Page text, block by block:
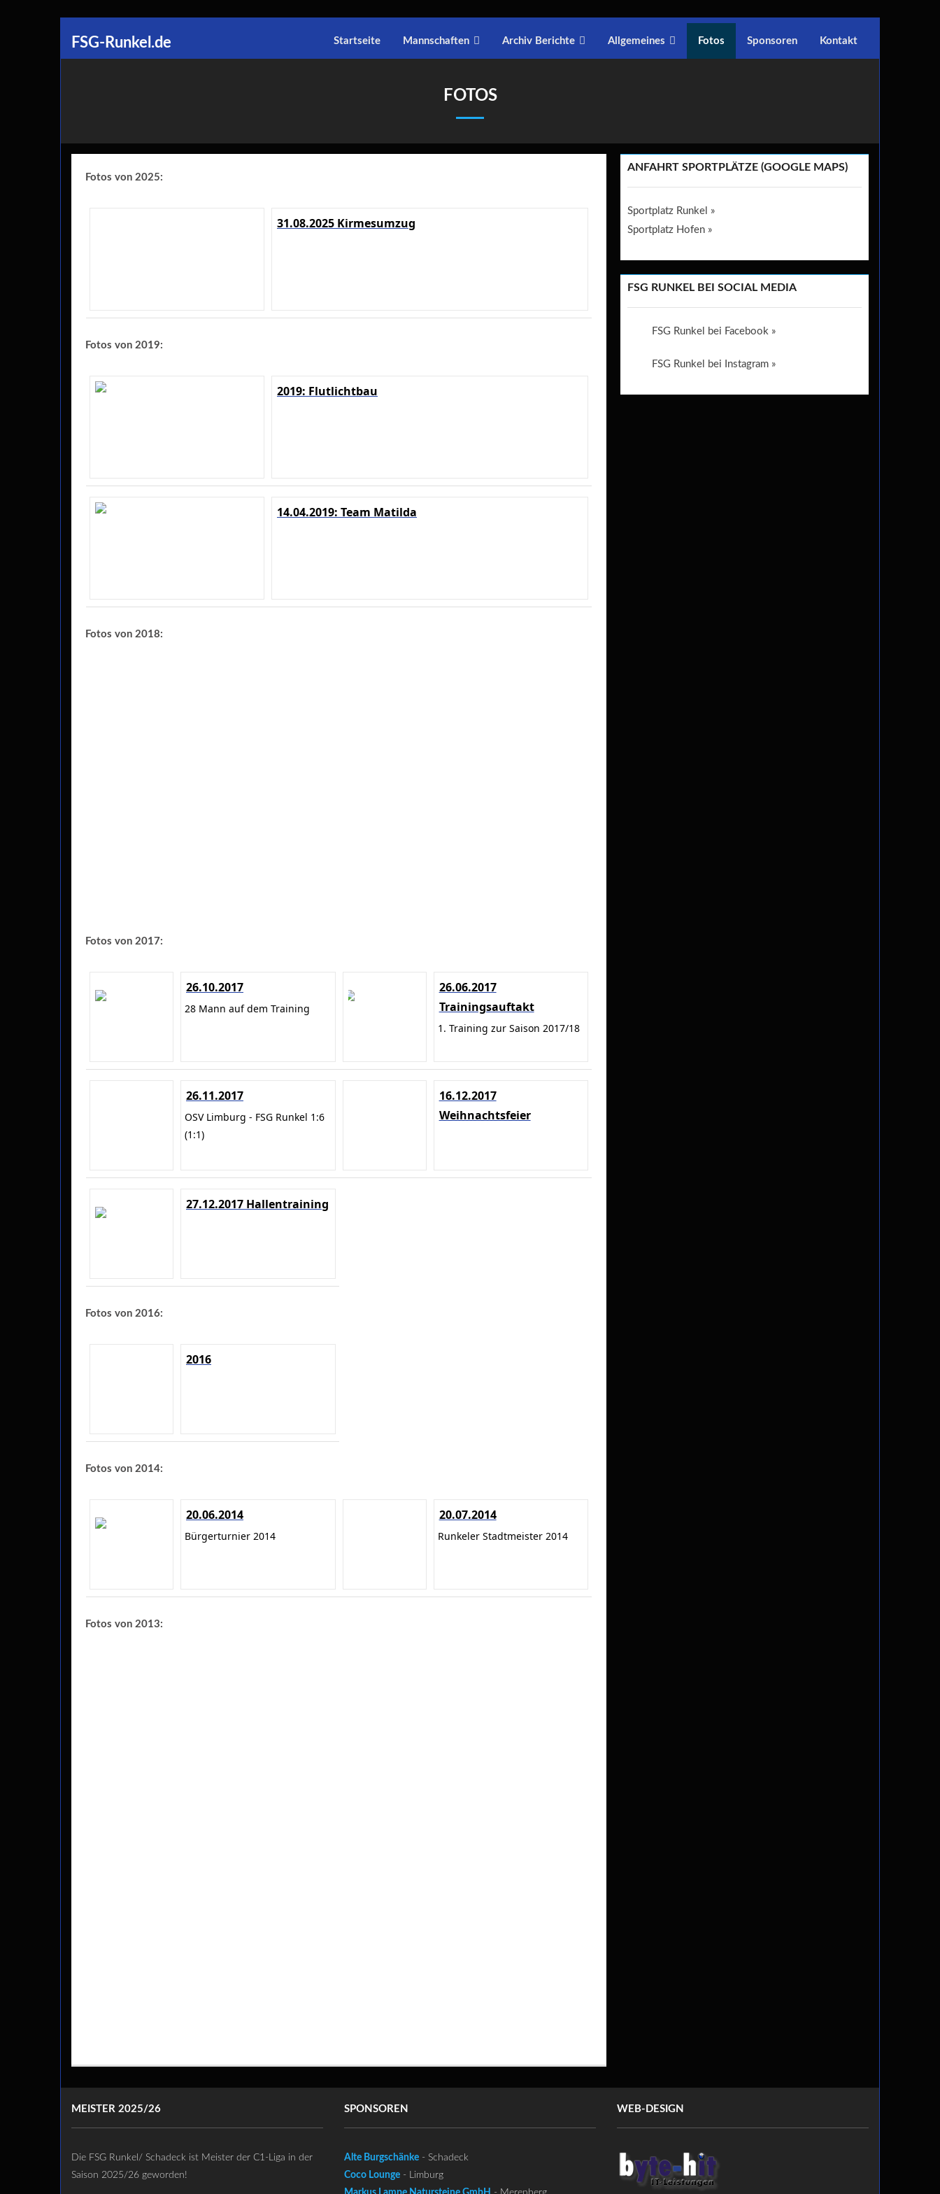
FSG-Runkel.de Startseite Mannschaften Archiv Berichte Allgemeines Fotos Sponsoren Kontakt
FOTOS
Fotos von 2025:
31.08.2025 Kirmesumzug
Fotos von 2019:
2019: Flutlichtbau
14.04.2019: Team Matilda
Fotos von 2018:
Fotos von 2017:
26.10.2017
28 Mann auf dem Training
26.06.2017
Trainingsauftakt
1. Training zur Saison 2017/18
26.11.2017
OSV Limburg - FSG Runkel 1:6
(1:1)
16.12.2017
Weihnachtsfeier
27.12.2017 Hallentraining
Fotos von 2016:
2016
Fotos von 2014:
20.06.2014
Bürgerturnier 2014
20.07.2014
Runkeler Stadtmeister 2014
Fotos von 2013:
ANFAHRT SPORTPLÄTZE (GOOGLE MAPS)
Sportplatz Runkel »
Sportplatz Hofen »
FSG RUNKEL BEI SOCIAL MEDIA
FSG Runkel bei Facebook »
FSG Runkel bei Instagram »
MEISTER 2025/26
Die FSG Runkel/ Schadeck ist Meister der C1-Liga in der
Saison 2025/26 geworden!
SPONSOREN
Alte Burgschänke- Schadeck
Coco Lounge- Limburg
WEB-DESIGN